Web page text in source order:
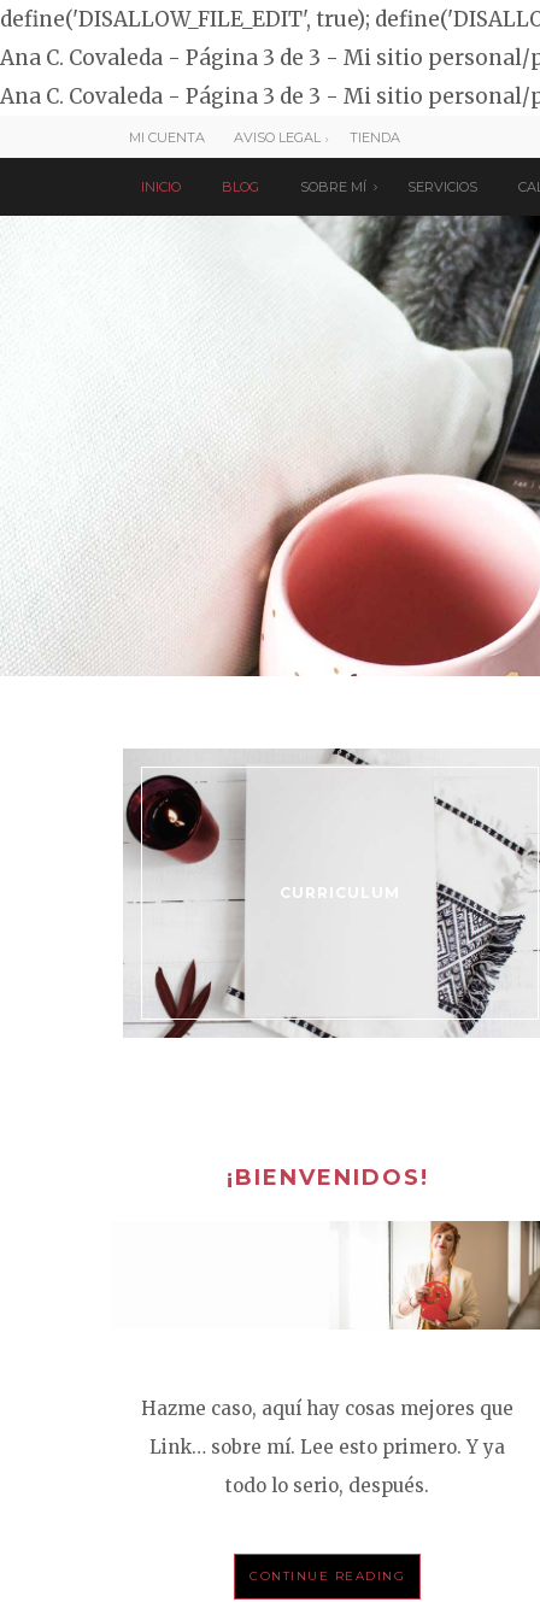
define('DISALLOW_FILE_EDIT', true);
Ana C. Covaleda - Página 3 de 3 - Mi sitio
Ana C. Covaleda - Página 3 de 3 - Mi sitio
MI CUENTA AVISO LEGAL TIENDA
INICIO BLOG SOBRE MÍ SERVICIOS
CURRICULUM
¡BIENVENIDOS!
Hazme caso, aquí hay cosas mejores que
Link… sobre mí. Lee esto primero. Y ya
todo lo serio, después.
CONTINUE READING